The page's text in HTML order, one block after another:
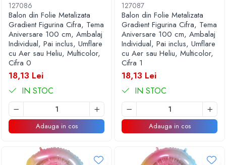
127086
Balon din Folie Metalizata
Gradient Figurina Cifra, Tema
Aniversare 100 cm, Ambalaj
Individual, Pai inclus, Umflare
cu Aer sau Heliu, Multicolor,
Cifra 0
18,13 Lei
IN STOC
Adauga in cos
127087
Balon din Folie Metalizata
Gradient Figurina Cifra, Tema
Aniversare 100 cm, Ambalaj
Individual, Pai inclus, Umflare
cu Aer sau Heliu, Multicolor,
Cifra 1
18,13 Lei
IN STOC
Adauga in cos